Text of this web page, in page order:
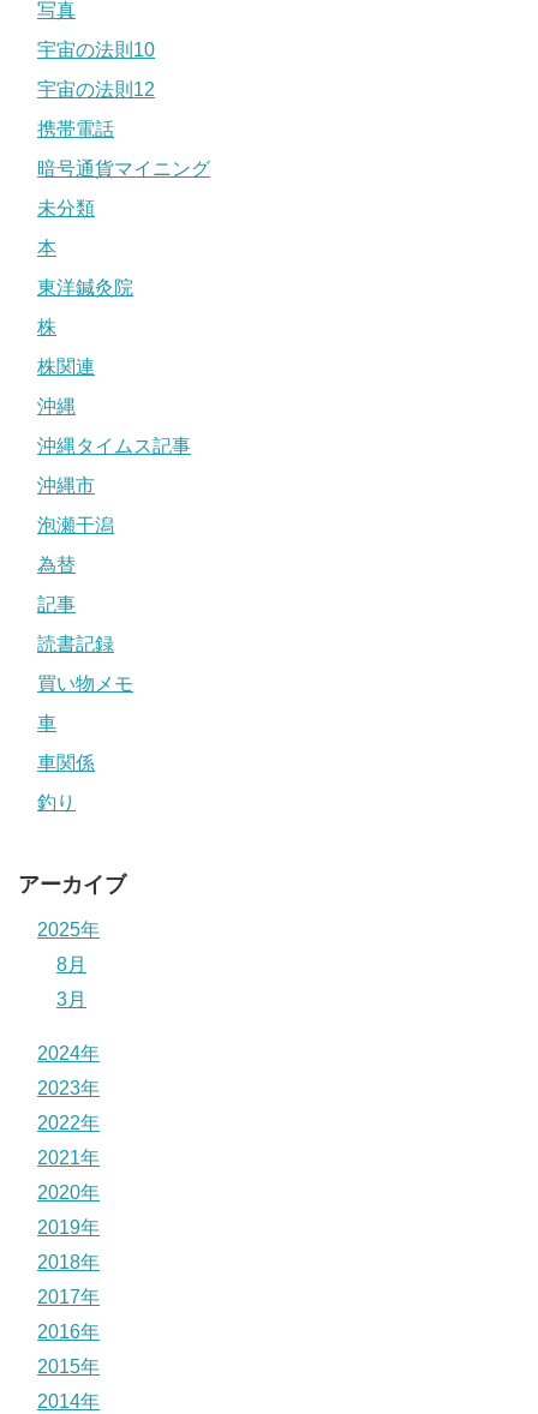
写真
宇宙の法則10
宇宙の法則12
携帯電話
暗号通貨マイニング
未分類
本
東洋鍼灸院
株
株関連
沖縄
沖縄タイムス記事
沖縄市
泡瀬干潟
為替
記事
読書記録
買い物メモ
車
車関係
釣り
アーカイブ
2025年
8月
3月
2024年
2023年
2022年
2021年
2020年
2019年
2018年
2017年
2016年
2015年
2014年